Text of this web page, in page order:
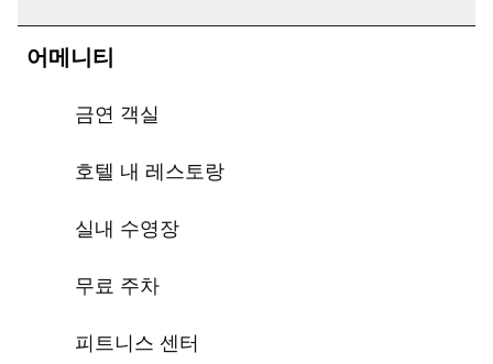
어메니티
금연 객실
호텔 내 레스토랑
실내 수영장
무료 주차
피트니스 센터